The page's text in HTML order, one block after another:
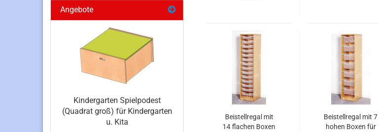
Beistellregal mit
14 flachen Boxen
Beistellregal mit 7
hohen Boxen für
Angebote
Kindergarten Spielpodest
(Quadrat groß) für Kindergarten
u. Kita